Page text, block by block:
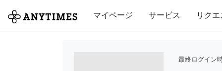
マイページ サービス リクエ
全て 修理・組立 家事 引っ越し
最終ログイン